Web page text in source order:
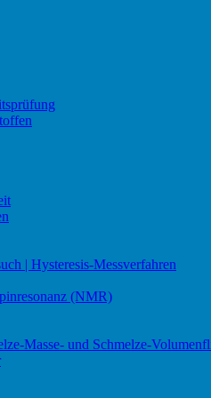
| Hysteresis-Messverfahren
(NMR)
Masse- und Schmelze-